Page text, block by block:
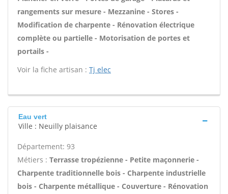
rangements sur mesure - Mezzanine - Stores -
Modification de charpente - Rénovation électrique
complète ou partielle - Motorisation de portes et
portails -
Voir la fiche artisan : Tj elec
Eau vert
Ville : Neuilly plaisance
Département: 93
Métiers : Terrasse tropézienne - Petite maçonnerie -
Charpente traditionnelle bois - Charpente industrielle
bois - Charpente métallique - Couverture - Rénovation